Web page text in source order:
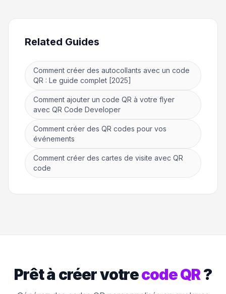
Related Guides
Comment créer des autocollants avec un code
QR : Le guide complet [2025]
Comment ajouter un code QR à votre flyer
avec QR Code Developer
Comment créer des QR codes pour vos
événements
Comment créer des cartes de visite avec QR
code
Prêt à créer votrecode QR?